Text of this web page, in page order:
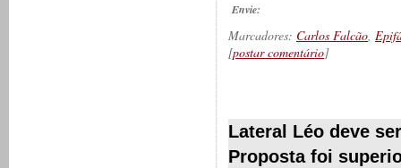
Envie:
Marcadores: Carlos Falcão,
[postar comentário]
Lateral Léo deve
Proposta foi